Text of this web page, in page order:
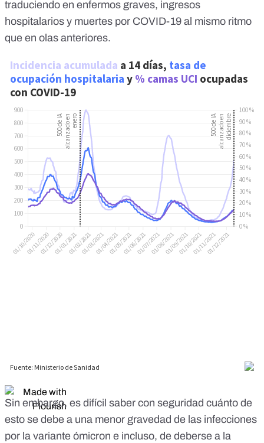
traduciendo en enfermos graves, ingresos
hospitalarios y muertes por COVID-19 al mismo ritmo
que en olas anteriores.
Sin embargo, es difícil saber con seguridad cuánto de
esto se debe a una menor gravedad de las infecciones
por la variante ómicron e incluso, de deberse a la